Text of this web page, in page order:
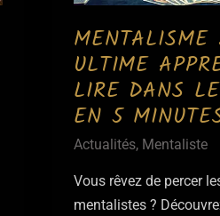
MENTALISME
ULTIME
LIRE DANS
EN 5
Actualités, Mentaliste
Vous rêvez de percer
mentalistes ?